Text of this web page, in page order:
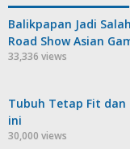
Balikpapan Jadi
Road Show Asian
33,336 views
Tubuh Tetap Fit dan
ini
30,000 views